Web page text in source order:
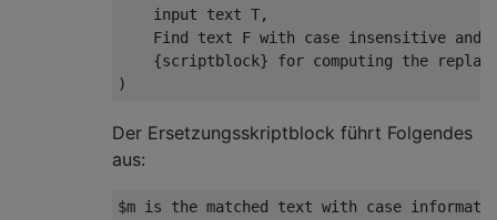
    input text T
,
Find
text F with case insensitive and
{scriptblock}
for
)
Der Ersetzungsskriptblock führt Folgendes
aus:
$m is the matched text with case